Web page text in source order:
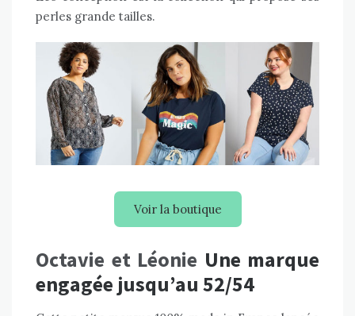
perles grande tailles.
Voir la boutique
Octavie et Léonie Une marque
engagée jusqu’au 52/54